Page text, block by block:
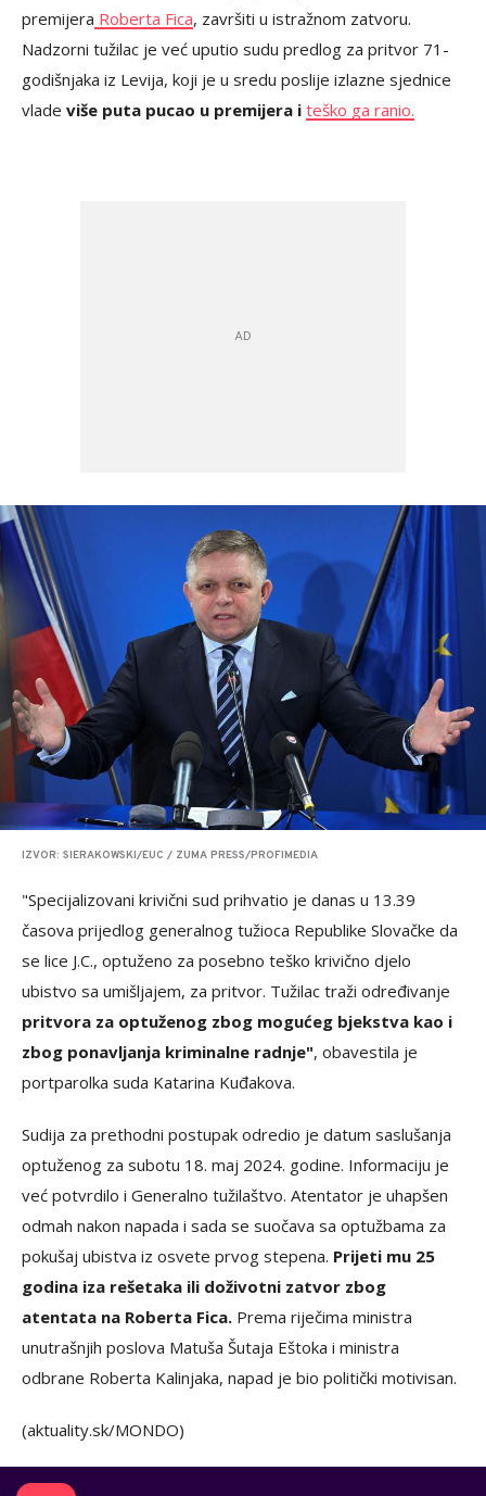
premijera Roberta Fica, završiti u istražnom zatvoru.
Nadzorni tužilac je već uputio sudu predlog za pritvor 71-
godišnjaka iz Levija, koji je u sredu poslije izlazne sjednice
vlade više puta pucao u premijera i teško ga ranio.
IZVOR: SIERAKOWSKI/EUC / ZUMA PRESS/PROFIMEDIA
"Specijalizovani krivični sud prihvatio je danas u 13.39
časova prijedlog generalnog tužioca Republike Slovačke da
se lice J.C., optuženo za posebno teško krivično djelo
ubistvo sa umišljajem, za pritvor. Tužilac traži određivanje
pritvora za optuženog zbog mogućeg bjekstva kao i
zbog ponavljanja kriminalne radnje", obavestila je
portparolka suda Katarina Kuđakova.
Sudija za prethodni postupak odredio je datum saslušanja
optuženog za subotu 18. maj 2024. godine. Informaciju je
već potvrdilo i Generalno tužilaštvo. Atentator je uhapšen
odmah nakon napada i sada se suočava sa optužbama za
pokušaj ubistva iz osvete prvog stepena. Prijeti mu 25
godina iza rešetaka ili doživotni zatvor zbog
atentata na Roberta Fica. Prema riječima ministra
unutrašnjih poslova Matuša Šutaja Eštoka i ministra
odbrane Roberta Kalinjaka, napad je bio politički motivisan.
(aktuality.sk/MONDO)